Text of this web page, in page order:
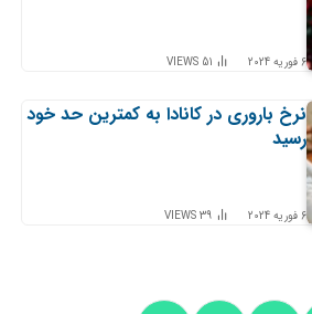
6 فوریه 2024 51
VIEWS
نرخ باروری در کانادا به کمترین حد خود
رسید
6 فوریه 2024 39
VIEWS